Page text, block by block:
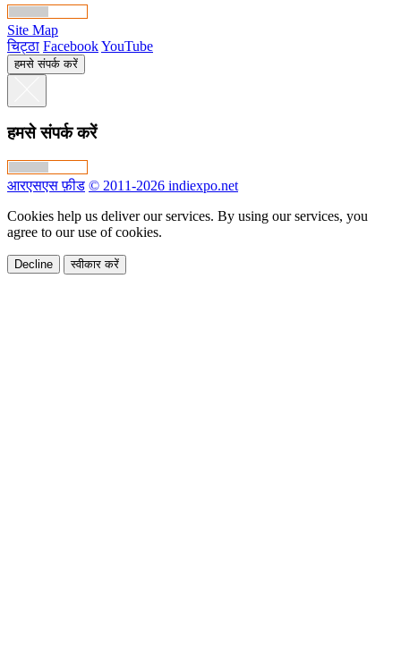
Site Map
चिट्ठा FacebookYouTube
हमसे संपर्क करें
हमसे संपर्क करें
आरएसएस फ़ीड © 2011-2026 indiexpo.net
Cookies help us deliver our services. By using our services, you
agree to our use of cookies.
Decline स्वीकार करें